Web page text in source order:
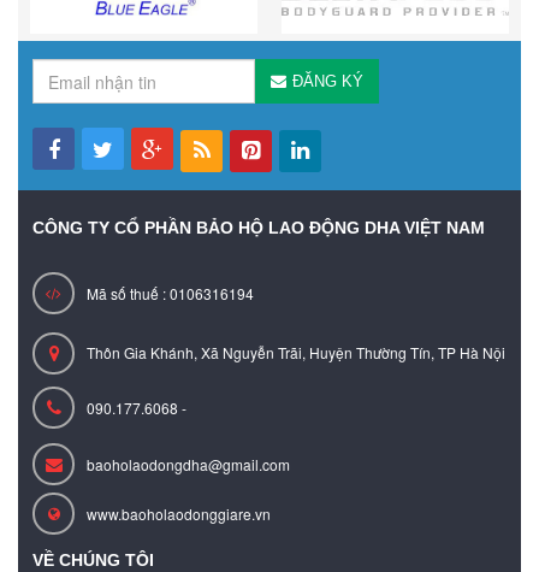
ĐĂNG KÝ
CÔNG TY CỔ PHẦN BẢO HỘ LAO ĐỘNG DHA VIỆT NAM
Mã số thuế : 0106316194
Thôn Gia Khánh, Xã Nguyễn Trãi, Huyện Thường Tín, TP Hà Nội
090.177.6068 -
baoholaodongdha@gmail.com
www.baoholaodonggiare.vn
VỀ CHÚNG TÔI